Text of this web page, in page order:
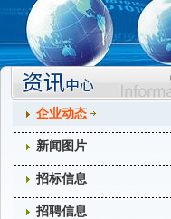
企业动态
新闻图片
招标信息
招聘信息